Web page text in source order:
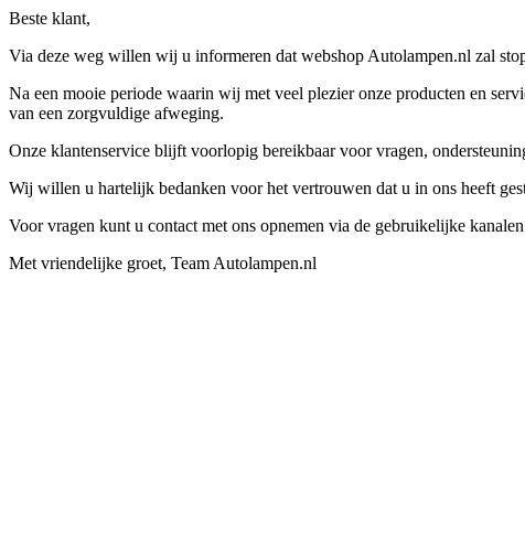
Beste klant,
Via deze weg willen wij u informeren dat webshop Autolampen.nl zal
Na een mooie periode waarin wij met veel plezier onze producten en
van een zorgvuldige afweging.
Onze klantenservice blijft voorlopig bereikbaar voor vragen,
Wij willen u hartelijk bedanken voor het vertrouwen dat u in ons heeft
Voor vragen kunt u contact met ons opnemen via de gebruikelijke
Met vriendelijke groet, Team Autolampen.nl